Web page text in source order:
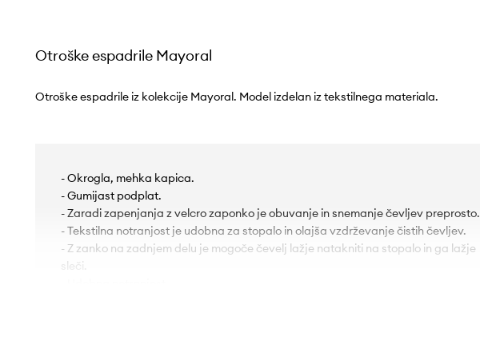
Otroške espadrile Mayoral
Otroške espadrile iz kolekcije Mayoral. Model izdelan iz tekstilnega materiala.
- Okrogla, mehka kapica.
- Gumijast podplat.
- Zaradi zapenjanja z velcro zaponko je obuvanje in snemanje čevljev preprosto.
- Tekstilna notranjost je udobna za stopalo in olajša vzdrževanje čistih čevljev.
- Z zanko na zadnjem delu je mogoče čevelj lažje natakniti na stopalo in ga lažje
sleči.